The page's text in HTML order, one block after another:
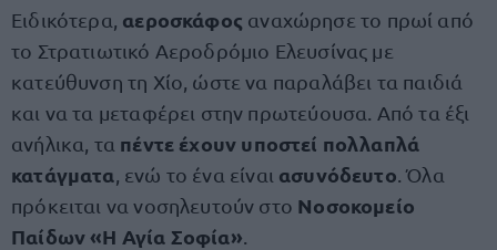
Ειδικότερα, αεροσκάφος αναχώρησε το πρωί από
το Στρατιωτικό Αεροδρόμιο Ελευσίνας με
κατεύθυνση τη Χίο, ώστε να παραλάβει τα παιδιά
και να τα μεταφέρει στην πρωτεύουσα. Από τα έξι
ανήλικα, τα πέντε έχουν υποστεί πολλαπλά
κατάγματα , ενώ το ένα είναι ασυνόδευτο . Όλα
πρόκειται να νοσηλευτούν στο Νοσοκομείο
Παίδων «Η Αγία Σοφία»